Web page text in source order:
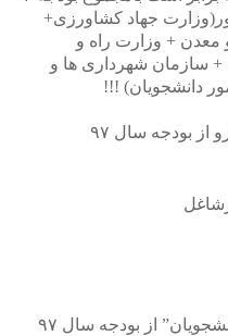
کشور(وزارت جهاد کشاورزی+
+ وزارت راه و
سازمان شهرداری ها و
دانشجویان) !!!
بودجه سال ۹۷
از بودجه سال ۹۷